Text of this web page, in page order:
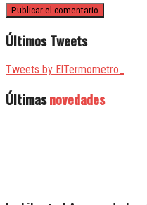
Últimos Tweets
Tweets by ElTermometro_
Últimasnovedades